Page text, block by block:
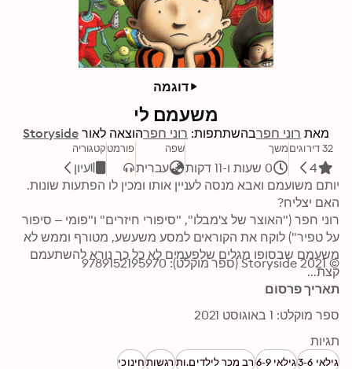
דוגמה
משעמם לי
מאת רוני חפרבהשתתפות: רוני חפרהוצאה לאור Storyside
32 דירוגים
4
משך
0 שעות ו-11 דקות
שפה
עברית
פורמטקטגוריה
עיון
האם יצליח?
רוני חפר ("האוצר של צ'מבלו", "סיפורי חיזרים" ו"פומי – סיפור
על טפיר") לוקח את הקוראים למסע משעשע, מטורף וממש לא
קצת...
© 2021 Storyside (ספר מוקלט): 9789152195970
תאריך פרסום
ספר מוקלט: 1 באוגוסט 2021
תגיות
גילאי 3-6 גילאי 6-9 רב מכר לילדים.ותרגשותחינוכי